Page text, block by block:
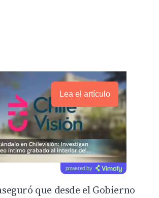
Lea el artículo
powered by
que desde el Gobierno